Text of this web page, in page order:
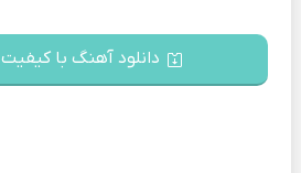
دانلود آهنگ با کیفیت